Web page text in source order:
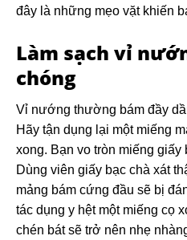
đây là những mẹo vặt khiến
Làm sạch vỉ
chóng
Vỉ nướng thường bám đầy
Hãy tận dụng lại một miếng
xong. Bạn vo tròn miếng giấy
Dùng viên giấy bạc chà xát
mảng bám cứng đầu sẽ bị
tác dụng y hệt một miếng cọ
chén bát sẽ trở nên nhẹ